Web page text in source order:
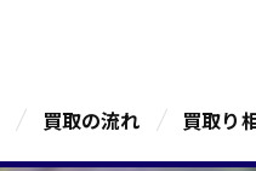
買取の流れ 買取り